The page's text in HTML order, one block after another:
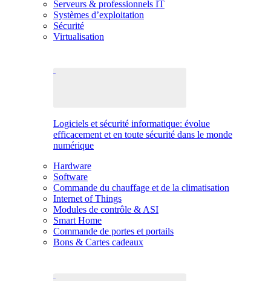
Serveurs & professionnels IT
Systèmes d’exploitation
Sécurité
Virtualisation
Logiciels et sécurité informatique: évolue
efficacement et en toute sécurité dans le monde
numérique
Hardware
Software
Commande du chauffage et de la climatisation
Internet of Things
Modules de contrôle & ASI
Smart Home
Commande de portes et portails
Bons & Cartes cadeaux